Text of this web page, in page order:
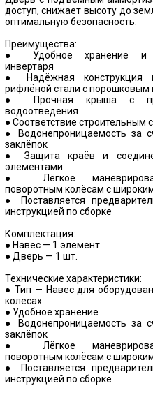
доступ, снижает высоту до
оптимальную безопасность.
Преимущества:
● Удобное хранение и
инвертаря
● Надёжная конструкция
рифлёной стали с порошковым
● Прочная крыша с
водоотведения
● Соответствие строительным
● Водонепроницаемость за
заклёпок
● Защита краёв и
элементами
● Лёгкое
поворотным колёсам с
● Поставляется
инструкцией по сборке
Комплектация:
● Навес — 1 элемент
● Дверь — 1 шт.
Технические характеристики:
● Тип — Навес для
колесах
● Удобное хранение
● Водонепроницаемость за
заклёпок
● Лёгкое
поворотным колёсам с
● Поставляется
инструкцией по сборке